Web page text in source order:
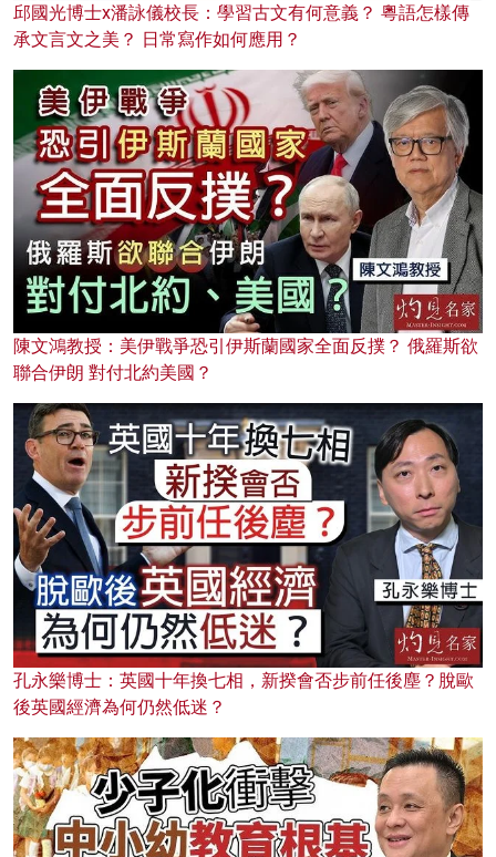
邱國光博士x潘詠儀校長：學習古文有何意義？ 粵語怎樣傳
承文言文之美？ 日常寫作如何應用？
陳文鴻教授：美伊戰爭恐引伊斯蘭國家全面反撲？ 俄羅斯欲
聯合伊朗 對付北約美國？
孔永樂博士：英國十年換七相，新揆會否步前任後塵？脫歐
後英國經濟為何仍然低迷？